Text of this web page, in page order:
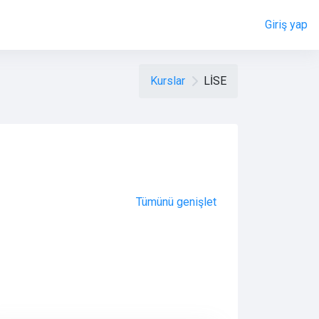
Giriş yap
Kurslar LİSE
Tümünü genişlet